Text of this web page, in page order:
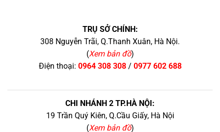
TRỤ SỞ CHÍNH:
308 Nguyễn Trãi, Q.Thanh Xuân, Hà Nội.
(Xem bản đồ)
Điện thoại: 0964 308 308/ 0977 602 688
CHI NHÁNH 2 TP.HÀ NỘI:
19 Trần Quý Kiên, Q.Cầu Giấy, Hà Nội
(Xem bản đồ)